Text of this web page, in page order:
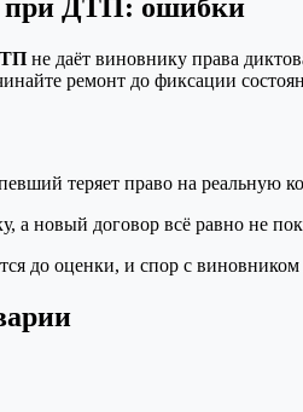
при ДТП: ошибки
не даёт виновнику права
ремонт до фиксации
теряет право на реальную
а новый договор всё равно не
до оценки, и спор с